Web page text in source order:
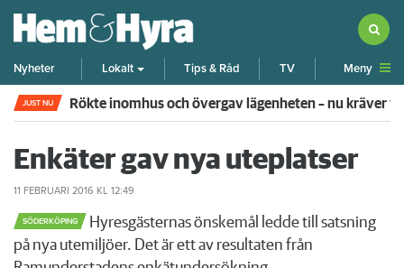
Nyheter Lokalt Tips & Råd TV Meny
JUST NU Rökte inomhus och övergav lägenheten – nu kräver
Enkäter gav nya uteplatser
11 FEBRUARI 2016 KL 12:49
SÖDERKÖPING
Hyresgästernas önskemål ledde till satsning
på nya utemiljöer. Det är ett av resultaten från